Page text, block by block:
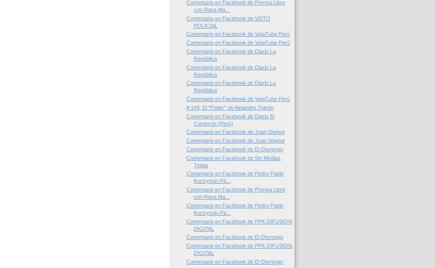
Comentario en Facebook de Prensa Libre
con Rosa Ma...
Comentario en Facebook de VOTO
POLICIAL
Comentario en Facebook de VotaTube Perú
Comentario en Facebook de VotaTube Perú
Comentario en Facebook de Diario La
República
Comentario en Facebook de Diario La
República
Comentario en Facebook de Diario La
República
Comentario en Facebook de VotaTube Perú
# 149, El "Poder" de Alejandro Toledo
Comentario en Facebook de Diario El
Comercio (Perú)
Comentario en Facebook de Juan Sheput
Comentario en Facebook de Juan Sheput
Comentario en Facebook de El Otorongo
Comentario en Facebook de Sin Medias
Tintas
Comentario en Facebook de Pedro Pablo
Kuczynski Pá...
Comentario en Facebook de Prensa Libre
con Rosa Ma...
Comentario en Facebook de Pedro Pablo
Kuczynski Pa...
Comentario en Facebook de PPK DIFUSION
DIGITAL
Comentario en Facebook de El Otorongo
Comentario en Facebook de PPK DIFUSION
DIGITAL
Comentario en Facebook de El Otorongo